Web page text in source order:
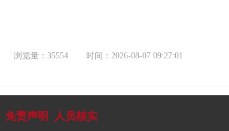
浏览量：35554 时间：2026-08-07 09:27:01
免责声明 人员核实